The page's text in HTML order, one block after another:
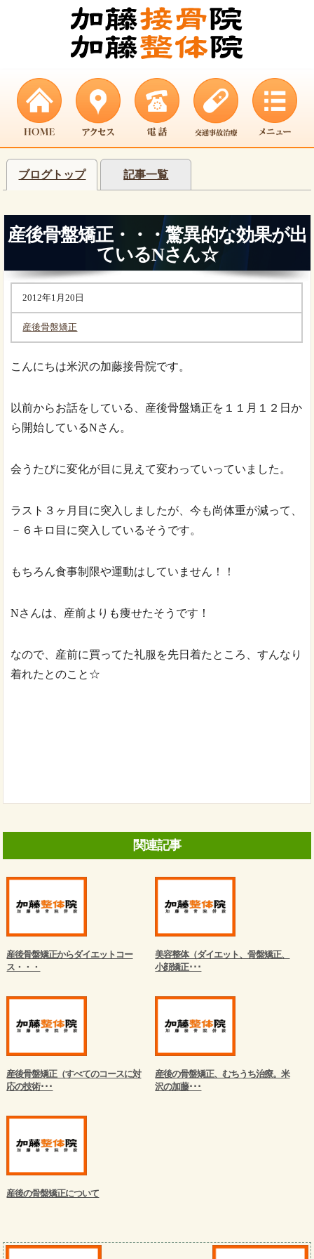
ブログトップ 記事一覧
産後骨盤矯正・・・驚異的な効果が出
ているNさん☆
2012年1月20日
産後骨盤矯正
こんにちは米沢の加藤接骨院です。
以前からお話をしている、産後骨盤矯正を１１月１２日か
ら開始しているNさん。
会うたびに変化が目に見えて変わっていっていました。
ラスト３ヶ月目に突入しましたが、今も尚体重が減って、
－６キロ目に突入しているそうです。
もちろん食事制限や運動はしていません！！
Nさんは、産前よりも痩せたそうです！
なので、産前に買ってた礼服を先日着たところ、すんなり
着れたとのこと☆
関連記事
産後骨盤矯正からダイエットコー
ス・・・
美容整体（ダイエット、骨盤矯正、
小顔矯正･･･
産後骨盤矯正（すべてのコースに対
応の技術･･･
産後の骨盤矯正、むちうち治療。米
沢の加藤･･･
産後の骨盤矯正について